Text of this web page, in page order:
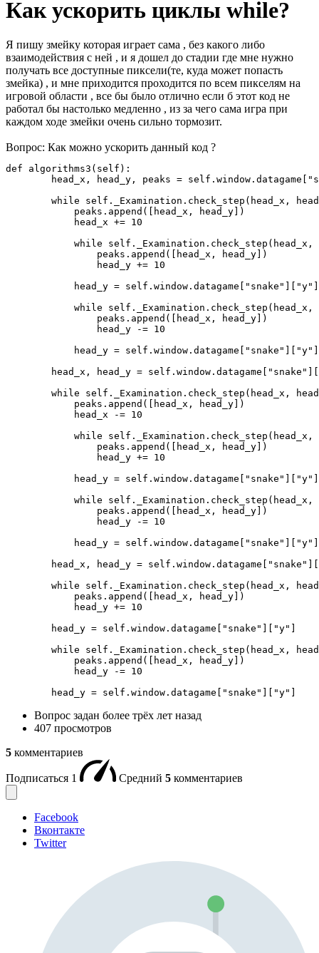
Как ускорить циклы while?
Я пишу змейку которая играет сама , без какого либо
взаимодействия с ней , и я дошел до стадии где мне нужно
получать все доступные пиксели(те, куда может попасть
змейка) , и мне приходится проходится по всем пикселям на
игровой области , все бы было отлично если б этот код не
работал бы настолько медленно , из за чего сама игра при
каждом ходе змейки очень сильно тормозит.
Вопрос: Как можно ускорить данный код ?
def algorithms3(self):
head_x, head_y, peaks =
while self._Examination.check_step(head_x,
            peaks.append([head_x, head_y])
            head_x += 10
while self._Examination.check_step(head_x,
                peaks.append([head_x, head_y])
                head_y += 10
            head_y = self.window.datagame["snake"]["y"]
while self._Examination.check_step(head_x,
                peaks.append([head_x, head_y])
                head_y -= 10
            head_y = self.window.datagame["snake"]["y"]
head_x, head_y =
while self._Examination.check_step(head_x,
            peaks.append([head_x, head_y])
            head_x -= 10
while self._Examination.check_step(head_x,
                peaks.append([head_x, head_y])
                head_y += 10
            head_y = self.window.datagame["snake"]["y"]
while self._Examination.check_step(head_x,
                peaks.append([head_x, head_y])
                head_y -= 10
            head_y = self.window.datagame["snake"]["y"]
head_x, head_y =
while self._Examination.check_step(head_x,
            peaks.append([head_x, head_y])
            head_y += 10
        head_y = self.window.datagame["snake"]["y"]
while self._Examination.check_step(head_x,
            peaks.append([head_x, head_y])
            head_y -= 10
        head_y = self.window.datagame["snake"]["y"]
Вопрос задан более трёх лет назад
407 просмотров
5 комментариев
Подписаться 1 Средний 5 комментариев
Facebook
Вконтакте
Twitter